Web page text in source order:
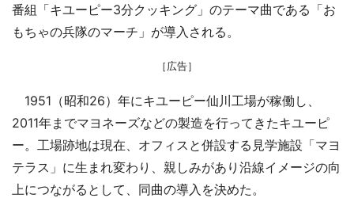
番組「キユーピー3分クッキング」のテーマ曲である「お
もちゃの兵隊のマーチ」が導入される。
［広告］
1951（昭和26）年にキユーピー仙川工場が稼働し、
2011年までマヨネーズなどの製造を行ってきたキユーピ
ー。工場跡地は現在、オフィスと併設する見学施設「マヨ
テラス」に生まれ変わり、親しみがあり沿線イメージの向
上につながるとして、同曲の導入を決めた。